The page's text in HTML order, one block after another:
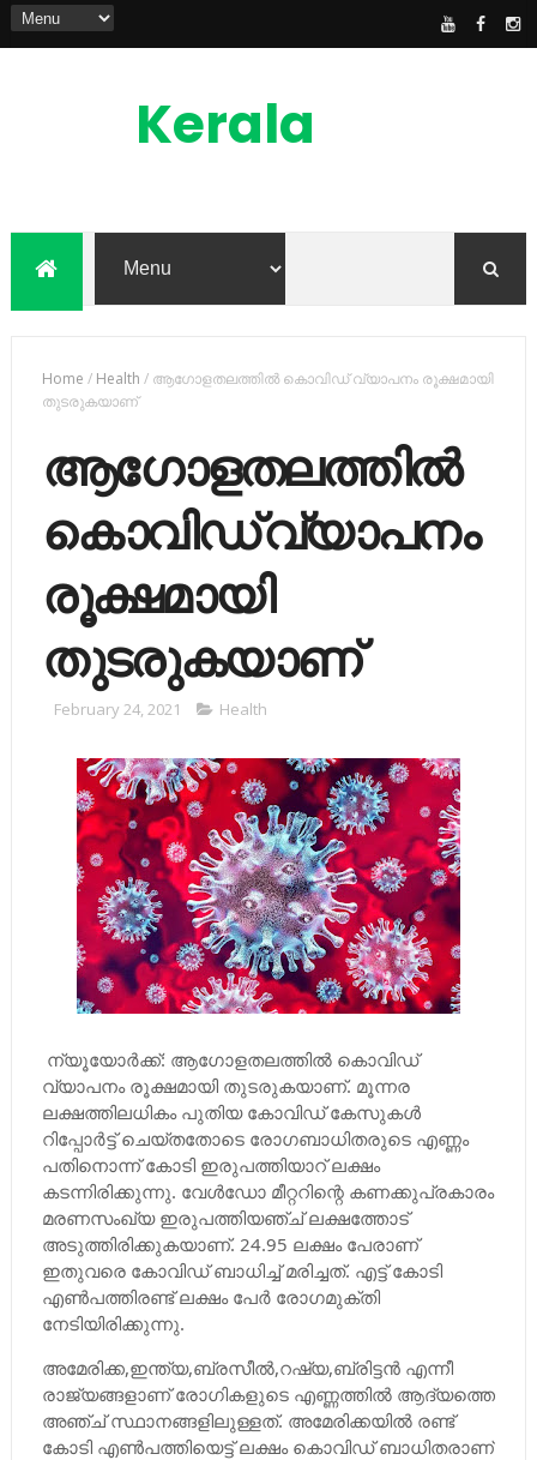
Kerala
Feed
Home / Health / ആഗോളതലത്തില്‍ കൊവിഡ് വ്യാപനം രൂക്ഷമായി
തുടരുകയാണ്
ആഗോളതലത്തില്‍
കൊവിഡ് വ്യാപനം
രൂക്ഷമായി
തുടരുകയാണ്
February 24, 2021 Health
ന്യൂയോര്‍ക്ക്: ആഗോളതലത്തില്‍ കൊവിഡ്
വ്യാപനം രൂക്ഷമായി തുടരുകയാണ്. മൂന്നര
ലക്ഷത്തിലധികം പുതിയ കോവിഡ് കേസുകള്‍
റിപ്പോര്‍ട്ട് ചെയ്തതോടെ രോഗബാധിതരുടെ എണ്ണം
പതിനൊന്ന് കോടി ഇരുപത്തിയാറ് ലക്ഷം
കടന്നിരിക്കുന്നു. വേള്‍ഡോ മീറ്ററിന്റെ കണക്കുപ്രകാരം
മരണസംഖ്യ ഇരുപത്തിയഞ്ച് ലക്ഷത്തോട്
അടുത്തിരിക്കുകയാണ്. 24.95 ലക്ഷം പേരാണ്
ഇതുവരെ കോവിഡ് ബാധിച്ച്‌ മരിച്ചത്. എട്ട് കോടി
എണ്‍പത്തിരണ്ട് ലക്ഷം പേര്‍ രോഗമുക്തി
നേടിയിരിക്കുന്നു.
അമേരിക്ക,ഇന്ത്യ,ബ്രസീല്‍,റഷ്യ,ബ്രിട്ടന്‍ എന്നീ
രാജ്യങ്ങളാണ് രോഗികളുടെ എണ്ണത്തില്‍ ആദ്യത്തെ
അഞ്ച് സ്ഥാനങ്ങളിലുള്ളത്. അമേരിക്കയില്‍ രണ്ട്
കോടി എണ്‍പത്തിയെട്ട് ലക്ഷം കൊവിഡ് ബാധിതരാണ്